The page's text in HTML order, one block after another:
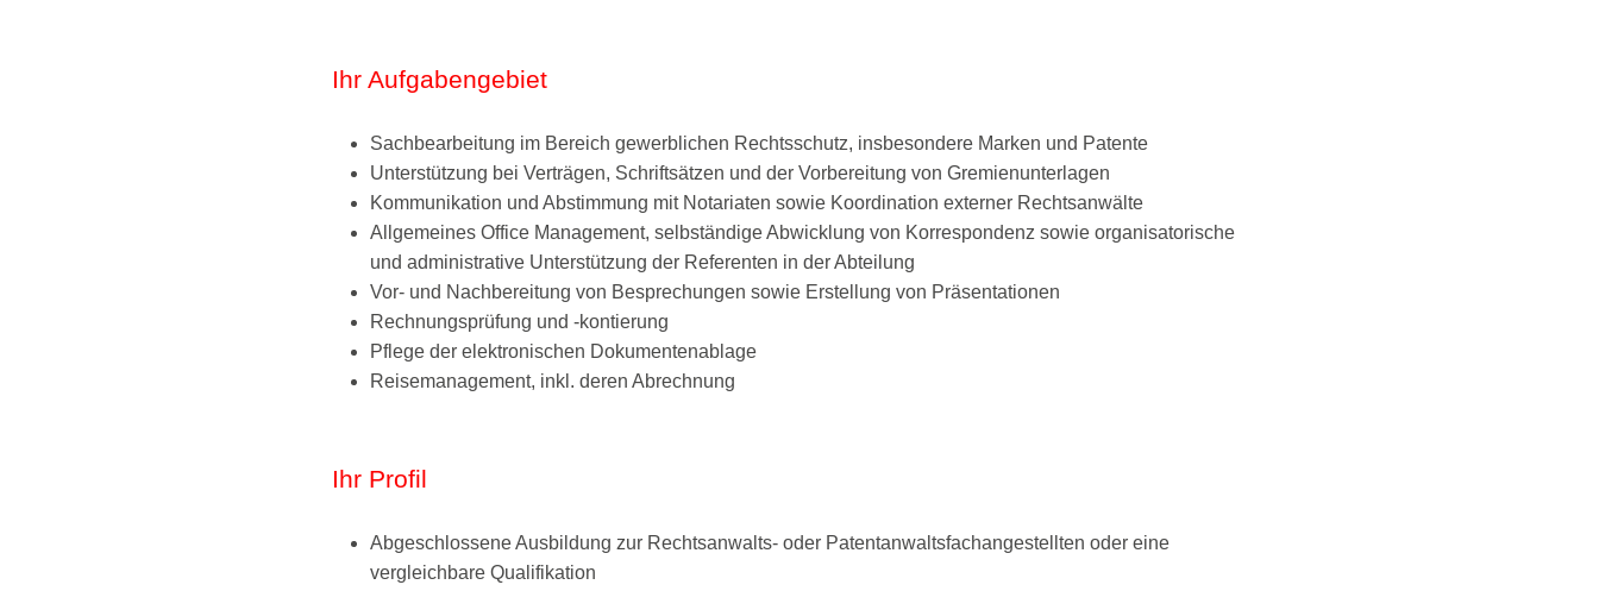
Ihr Aufgabengebiet
Sachbearbeitung im Bereich gewerblichen Rechtsschutz, insbesondere Marken und Patente
Unterstützung bei Verträgen, Schriftsätzen und der Vorbereitung von Gremienunterlagen
Kommunikation und Abstimmung mit Notariaten sowie Koordination externer Rechtsanwälte
Allgemeines Office Management, selbständige Abwicklung von Korrespondenz sowie organisatorische
und administrative Unterstützung der Referenten in der Abteilung
Vor- und Nachbereitung von Besprechungen sowie Erstellung von Präsentationen
Rechnungsprüfung und -kontierung
Pflege der elektronischen Dokumentenablage
Reisemanagement, inkl. deren Abrechnung
Ihr Profil
Abgeschlossene Ausbildung zur Rechtsanwalts- oder Patentanwaltsfachangestellten oder eine
vergleichbare Qualifikation